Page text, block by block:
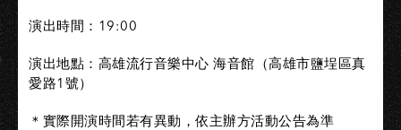
演出時間：19:00​
演出地點：高雄流行音樂中心 海音館（高雄市鹽埕區真
愛路1號）​
＊實際開演時間若有異動，依主辦方活動公告為準​